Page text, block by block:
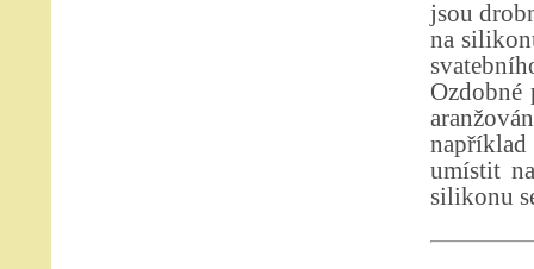
jsou
na
například
umístit
silikonu